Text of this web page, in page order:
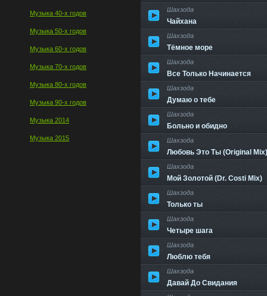
Музыка 40-х годов
Музыка 50-х годов
Музыка 60-х годов
Музыка 70-х годов
Музыка 80-х годов
Музыка 90-х годов
Музыка 2014
Музыка 2015
Шахзода
Чайхана
Шахзода
Тёмное море
Шахзода
Все Только Начинается
Шахзода
Думаю о тебе
Шахзода
Больно и обидно
Шахзода
Любовь Это Ты (Original
Шахзода
Мой Золотой (Dr. Costi Mix)
Шахзода
Только ты
Шахзода
Четыре шага
Шахзода
Люблю тебя
Шахзода
Давай До Свидания